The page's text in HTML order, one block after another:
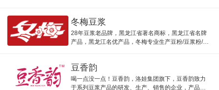
冬梅豆浆
28年豆浆老品牌，黑龙江省著名商标，黑龙江省名牌
产品，黑龙江名优产品，冬梅专业生产豆粉/豆浆粉/豆
豆香韵
喝一点没一点！豆香韵，洛娃集团旗下，豆香韵致力
于系列豆浆产品的研发、生产、销售的企业，产品具